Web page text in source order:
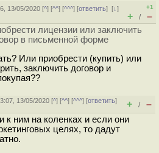
13/05/2020 [^] [^^] [^^^] [ответить][↓]
+1
+ / –
лицензии или заключить
в письменной форме
Или приобрести (купить) или
заключить договор и
13/05/2020 [^] [^^] [^^^] [ответить]
+ / –
к ним на коленках и если они
целях, то дадут